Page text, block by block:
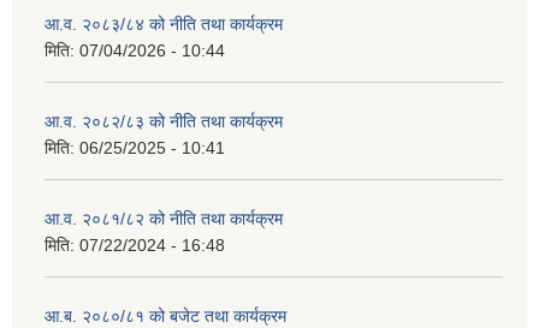
आ.व. २०८३/८४ को नीति तथा कार्यक्रम
मिति: 07/04/2026 - 10:44
आ.व. २०८२/८३ को नीति तथा कार्यक्रम
मिति: 06/25/2025 - 10:41
आ.व. २०८१/८२ को नीति तथा कार्यक्रम
मिति: 07/22/2024 - 16:48
आ.ब. २०८०/८१ को बजेट तथा कार्यक्रम